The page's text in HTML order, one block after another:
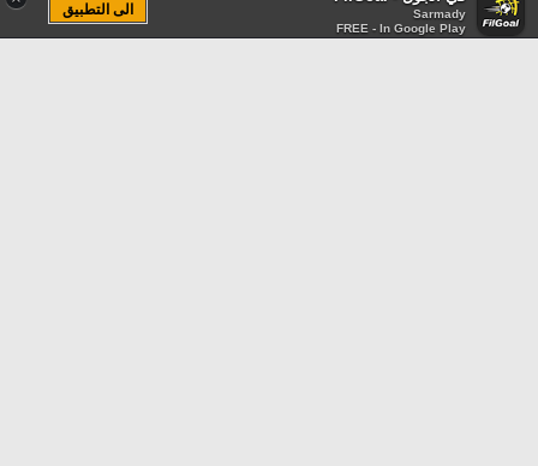
Sarmady
FREE - In Google Play
الى التطبيق